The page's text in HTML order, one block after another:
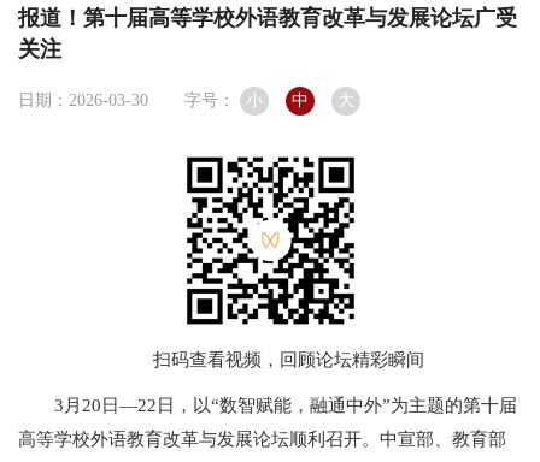
报道！第十届高等学校外语教育改革与发展论坛广受
关注
日期：2026-03-30 字号： 小 中 大
扫码查看视频，回顾论坛精彩瞬间
3月20日—22日，以“数智赋能，融通中外”为主题的第十届
高等学校外语教育改革与发展论坛顺利召开。中宣部、教育部